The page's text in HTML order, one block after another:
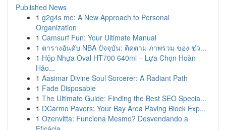
Published News
1 g2g4s me: A New Approach to Personal
Organization
1 Camsurf Fun: Your Ultimate Manual
1 ตารางอันดับ NBA ปัจจุบัน: ติดตาม ภาพรวม ของ ช่ว...
1 Hộp Nhựa Oval HT700 640ml – Lựa Chọn Hoàn
Hảo...
1 Aasimar Divine Soul Sorcerer: A Radiant Path
1 Fade Disposable
1 The Ultimate Guide: Finding the Best SEO Specia...
1 DCarmo Pavers: Your Bay Area Paving Block Exp...
1 Ozenvitta: Funciona Mesmo? Desvendando a